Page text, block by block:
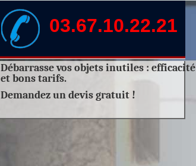
Débarrasse vos objets inutiles : efficacité
et bons tarifs.
Demandez undevis gratuit !
03.67.10.22.21